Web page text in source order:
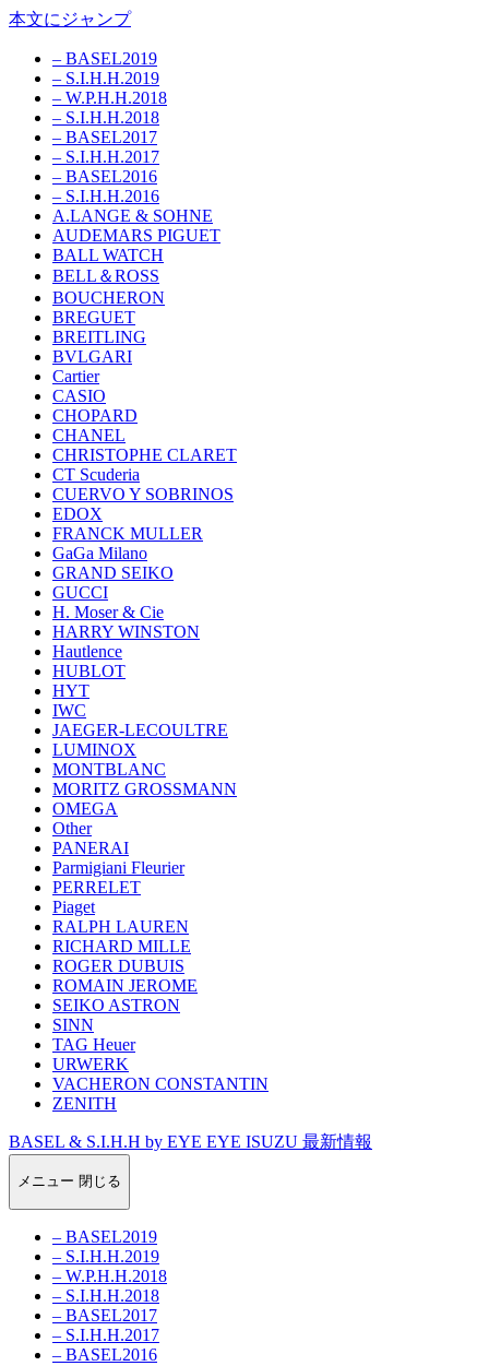
本文にジャンプ
– BASEL2019
– S.I.H.H.2019
– W.P.H.H.2018
– S.I.H.H.2018
– BASEL2017
– S.I.H.H.2017
– BASEL2016
– S.I.H.H.2016
A.LANGE & SOHNE
AUDEMARS PIGUET
BALL WATCH
BELL＆ROSS
BOUCHERON
BREGUET
BREITLING
BVLGARI
Cartier
CASIO
CHOPARD
CHANEL
CHRISTOPHE CLARET
CT Scuderia
CUERVO Y SOBRINOS
EDOX
FRANCK MULLER
GaGa Milano
GRAND SEIKO
GUCCI
H. Moser & Cie
HARRY WINSTON
Hautlence
HUBLOT
HYT
IWC
JAEGER-LECOULTRE
LUMINOX
MONTBLANC
MORITZ GROSSMANN
OMEGA
Other
PANERAI
Parmigiani Fleurier
PERRELET
Piaget
RALPH LAUREN
RICHARD MILLE
ROGER DUBUIS
ROMAIN JEROME
SEIKO ASTRON
SINN
TAG Heuer
URWERK
VACHERON CONSTANTIN
ZENITH
BASEL & S.I.H.H by EYE EYE ISUZU 最新情報
メニュー 閉じる
– BASEL2019
– S.I.H.H.2019
– W.P.H.H.2018
– S.I.H.H.2018
– BASEL2017
– S.I.H.H.2017
– BASEL2016